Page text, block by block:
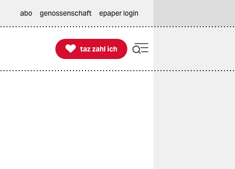
abo genossenschaft epaper login

taz zahl ich
taz zahl ich